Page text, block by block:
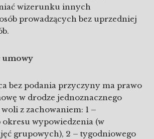
wizerunku innych
prowadzących bez uprzedniej
umowy
bez podania przyczyny ma prawo
w drodze jednoznacznego
z zachowaniem: 1 –
okresu wypowiedzenia (w
grupowych), 2 – tygodniowego